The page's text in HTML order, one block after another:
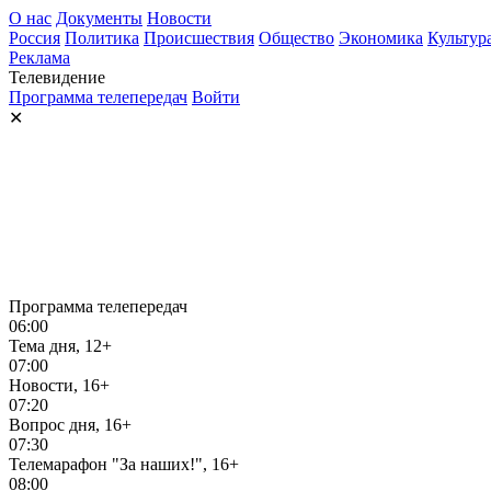
О нас Документы Новости
Россия Политика Происшествия Общество Экономика
Реклама
Телевидение
Программа телепередач Войти
✕
Программа телепередач
06:00
Тема дня, 12+
07:00
Новости, 16+
07:20
Вопрос дня, 16+
07:30
Телемарафон "За наших!", 16+
08:00